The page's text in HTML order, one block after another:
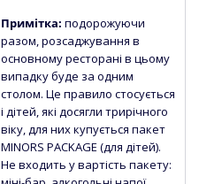
Примітка: подорожуючи
разом, розсаджування в
основному ресторані в цьому
випадку буде за одним
столом. Це правило стосується
і дітей, які досягли трирічного
віку, для них купується пакет
MINORS PACKAGE (для дітей).
Не входить у вартість пакету: